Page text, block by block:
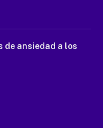
de ansiedad a los